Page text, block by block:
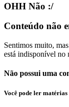
OHH Não :/
Conteúdo não
Sentimos muito,
está indisponível
Não possui uma
Você pode ler